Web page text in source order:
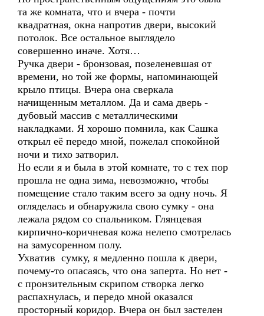
та же комната, что и вчера - почти
квадратная, окна напротив двери, высокий
потолок. Все остальное выглядело
совершенно иначе. Хотя…
Ручка двери - бронзовая, позеленевшая от
времени, но той же формы, напоминающей
крыло птицы. Вчера она сверкала
начищенным металлом. Да и сама дверь -
дубовый массив с металлическими
накладками. Я хорошо помнила, как Сашка
открыл её передо мной, пожелал спокойной
ночи и тихо затворил.
Но если я и была в этой комнате, то с тех пор
прошла не одна зима, невозможно, чтобы
помещение стало таким всего за одну ночь. Я
огляделась и обнаружила свою сумку - она
лежала рядом со спальником. Глянцевая
кирпично-коричневая кожа нелепо смотрелась
на замусоренном полу.
Ухватив сумку, я медленно пошла к двери,
почему-то опасаясь, что она заперта. Но нет -
с пронзительным скрипом створка легко
распахнулась, и передо мной оказался
просторный коридор. Вчера он был застелен